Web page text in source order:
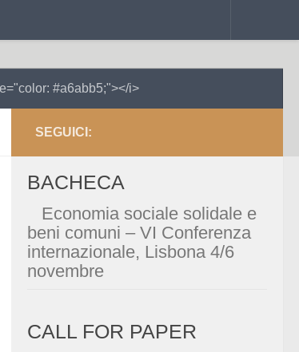
di ecologia,
società & politica
e creative commons
ISSN 3034-9966
#a6abb5;"></i>
SEGUICI:
BACHECA
Economia sociale solidale e
beni comuni – VI Conferenza
internazionale, Lisbona 4/6
novembre
CALL FOR PAPER